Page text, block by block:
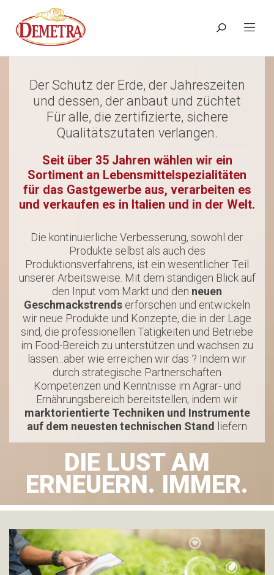
Der Schutz der Erde, der Jahreszeiten
und dessen, der anbaut und züchtet
Für alle, die zertifizierte, sichere
Qualitätszutaten verlangen.
Seit über 35 Jahren wählen wir ein
Sortiment an Lebensmittelspezialitäten
für das Gastgewerbe aus, verarbeiten es
und verkaufen es in Italien und in der Welt.
Die kontinuierliche Verbesserung, sowohl der
Produkte selbst als auch des
Produktionsverfahrens, ist ein wesentlicher Teil
unserer Arbeitsweise. Mit dem ständigen Blick auf
den Input vom Markt und den neuen
Geschmackstrends erforschen und entwickeln
wir neue Produkte und Konzepte, die in der Lage
sind, die professionellen Tätigkeiten und Betriebe
im Food-Bereich zu unterstützen und wachsen zu
lassen...aber wie erreichen wir das ? Indem wir
durch strategische Partnerschaften
Kompetenzen und Kenntnisse im Agrar- und
Ernährungsbereich bereitstellen; indem wir
marktorientierte Techniken und Instrumente
auf dem neuesten technischen Stand
liefern
DIE LUSTAM
ERNEUERN. IMMER.